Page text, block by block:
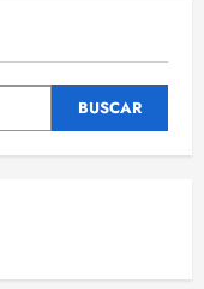
BUSCAR